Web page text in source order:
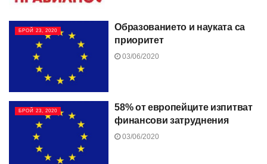
БРОЙ 23, 2020
Образованието и науката са
приоритет
03/06/2020
БРОЙ 23, 2020
58% от европейците изпитват
финансови затруднения
03/06/2020